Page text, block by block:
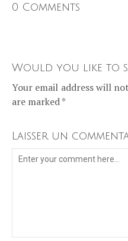
0 Comments
Would you like to
Your email address will
are marked *
Laisser un